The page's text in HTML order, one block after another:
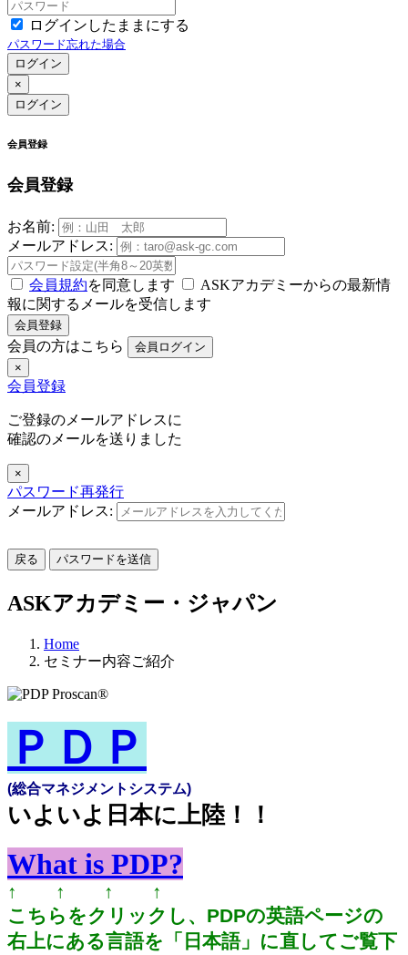
ログインしたままにする
パスワード忘れた場合
ログイン
×
ログイン
会員登録
会員登録
お名前:
メールアドレス:
会員規約を同意します
ASKアカデミーからの最新情
報に関するメールを受信します
会員登録
会員の方はこちら
会員ログイン
×
会員登録
ご登録のメールアドレスに
確認のメールを送りました
×
パスワード再発行
メールアドレス:
戻る パスワードを送信
ASKアカデミー・ジャパン
Home
セミナー内容ご紹介
ＰＤＰ
(総合マネジメントシステム)
いよいよ日本に上陸！！
What is PDP?
↑ ↑ ↑ ↑
こちらをクリックし、PDPの英語ページの
右上にある言語を「日本語」に直してご覧下